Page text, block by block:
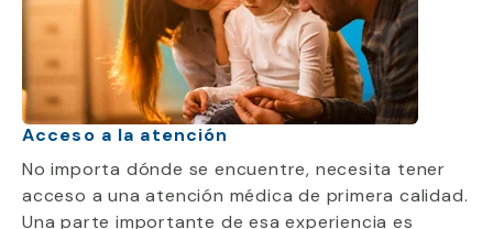
Acceso a la atención
No importa dónde se encuentre, necesita tener
acceso a una atención médica de primera calidad.
Una parte importante de esa experiencia es